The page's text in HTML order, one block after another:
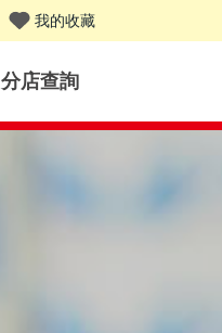
我的收藏
分店查詢